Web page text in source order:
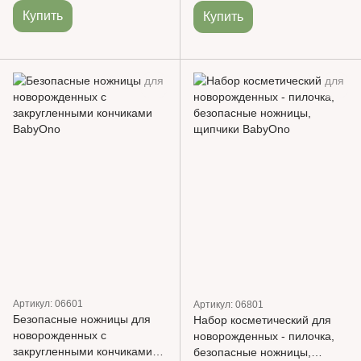
Купить Купить
Артикул: 06601
Безопасные ножницы для
новорожденных с
закругленными кончиками
Артикул: 06801
Набор косметический для
новорожденных - пилочка,
безопасные ножницы,